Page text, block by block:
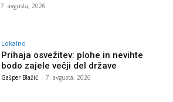
7. avgusta, 2026
Lokalno
Prihaja osvežitev: plohe in nevihte
bodo zajele večji del države
Gašper Blažič - 7. avgusta, 2026